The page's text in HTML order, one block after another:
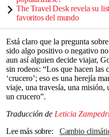
The Travel Desk revela su
favoritos del mundo
Está claro que la pregunta
sido algo positivo o negativo
aun así alguien decide viajar,
sin rodeos: “Los que hacen las
‘crucero’; eso es una herejía
viaje, una travesía, una
un crucero”.
Traducción de Leticia
Lee más sobre
Cambio